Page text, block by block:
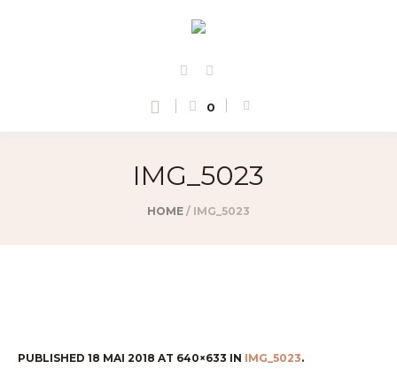
0
IMG_5023
HOME / IMG_5023
PUBLISHED 18 MAI 2018 AT 640×633 IN IMG_5023.